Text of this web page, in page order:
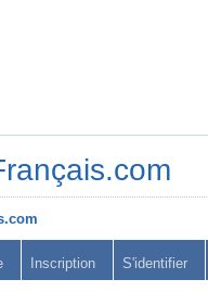
Inscription S'identifier